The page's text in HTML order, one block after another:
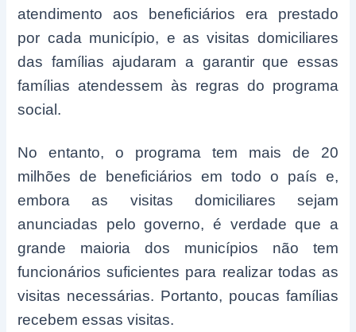
atendimento aos beneficiários era prestado
por cada município, e as visitas domiciliares
das famílias ajudaram a garantir que essas
famílias atendessem às regras do programa
social.
No entanto, o programa tem mais de 20
milhões de beneficiários em todo o país e,
embora as visitas domiciliares sejam
anunciadas pelo governo, é verdade que a
grande maioria dos municípios não tem
funcionários suficientes para realizar todas as
visitas necessárias. Portanto, poucas famílias
recebem essas visitas.